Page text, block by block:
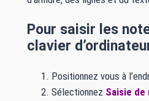
Pour saisir les
clavier
Positionnez vous à
Sélectionnez Saisie de